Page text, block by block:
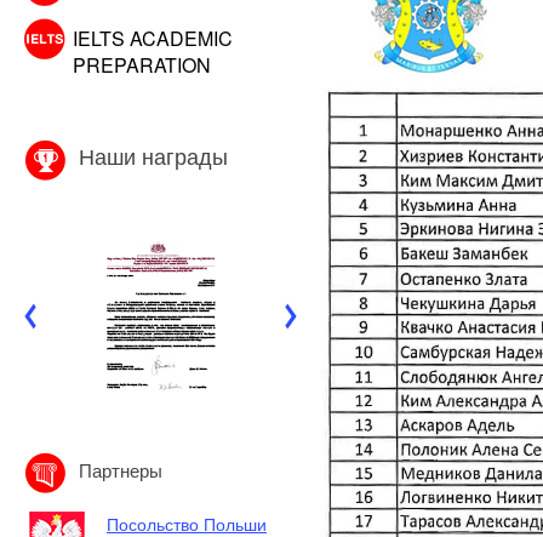
IELTS ACADEMIC
PREPARATION
Наши награды
Партнеры
Посольство Польши